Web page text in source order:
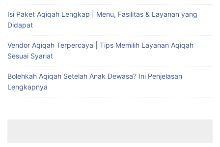
Isi Paket Aqiqah Lengkap | Menu, Fasilitas & Layanan yang
Didapat
Vendor Aqiqah Terpercaya | Tips Memilih Layanan Aqiqah
Sesuai Syariat
Bolehkah Aqiqah Setelah Anak Dewasa? Ini Penjelasan
Lengkapnya